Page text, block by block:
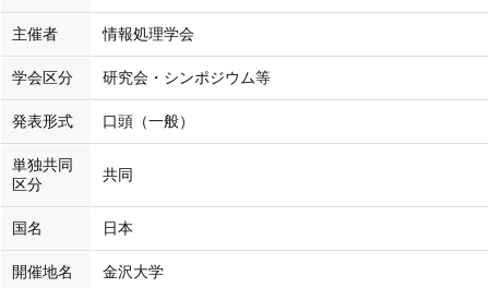
主催者 情報処理学会
学会区分 研究会・シンポジウム等
発表形式 口頭（一般）
単独共同
区分
共同
国名 日本
開催地名 金沢大学